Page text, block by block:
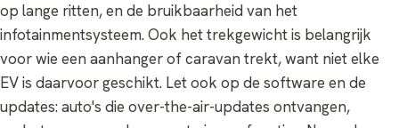
op lange ritten, en de bruikbaarheid van het
infotainmentsysteem. Ook het trekgewicht is belangrijk
voor wie een aanhanger of caravan trekt, want niet elke
EV is daarvoor geschikt. Let ook op de software en de
updates: auto's die over-the-air-updates ontvangen,